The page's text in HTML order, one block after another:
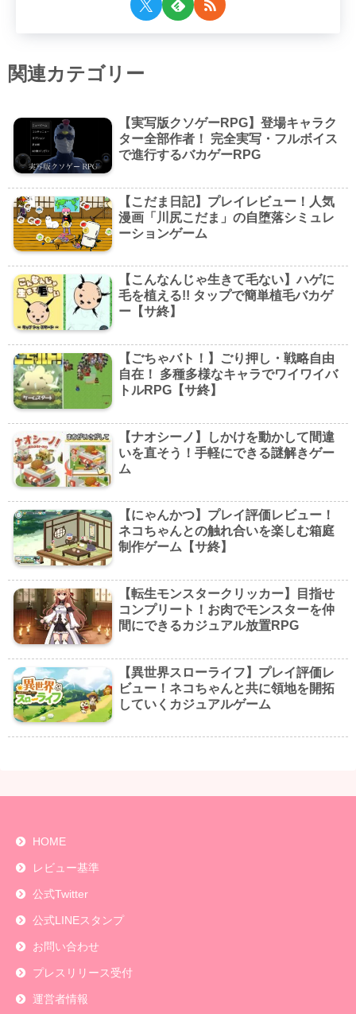
関連カテゴリー
【実写版クソゲーRPG】登場キャラク
ター全部作者！ 完全実写・フルボイス
で進行するバカゲーRPG
【こだま日記】プレイレビュー！人気
漫画「川尻こだま」の自堕落シミュレ
ーションゲーム
【こんなんじゃ生きて毛ない】ハゲに
毛を植える!! タップで簡単植毛バカゲ
ー【サ終】
【ごちゃバト！】ごり押し・戦略自由
自在！ 多種多様なキャラでワイワイバ
トルRPG【サ終】
【ナオシーノ】しかけを動かして間違
いを直そう！手軽にできる謎解きゲー
ム
【にゃんかつ】プレイ評価レビュー！
ネコちゃんとの触れ合いを楽しむ箱庭
制作ゲーム【サ終】
【転生モンスタークリッカー】目指せ
コンプリート！お肉でモンスターを仲
間にできるカジュアル放置RPG
【異世界スローライフ】プレイ評価レ
ビュー！ネコちゃんと共に領地を開拓
していくカジュアルゲーム
HOME
レビュー基準
公式Twitter
公式LINEスタンプ
お問い合わせ
プレスリリース受付
運営者情報